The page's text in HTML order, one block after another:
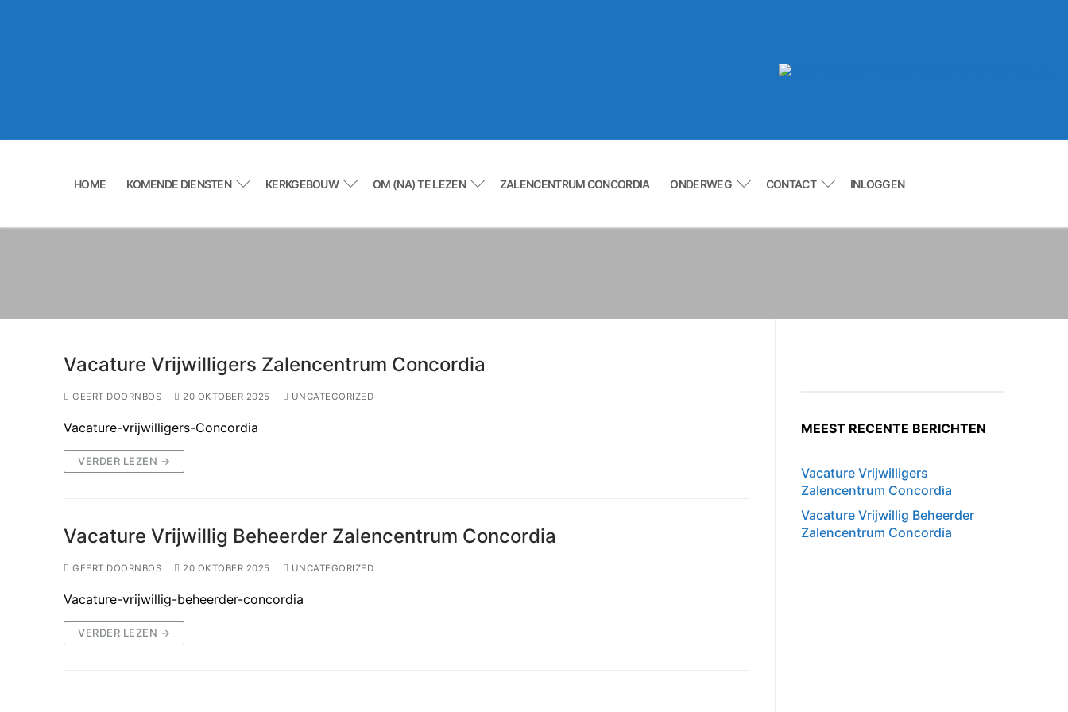
HOME KOMENDE DIENSTEN KERKGEBOUW OM (NA) TE LEZEN ZALENCENTRUM CONCORDIA ONDERWEG CONTACT INLOGGEN
Vacature Vrijwilligers Zalencentrum Concordia
GEERT DOORNBOS 20 OKTOBER 2025 UNCATEGORIZED
Vacature-vrijwilligers-Concordia
VERDER LEZEN →
Vacature Vrijwillig Beheerder Zalencentrum Concordia
GEERT DOORNBOS 20 OKTOBER 2025 UNCATEGORIZED
Vacature-vrijwillig-beheerder-concordia
VERDER LEZEN →
MEEST RECENTE BERICHTEN
Vacature Vrijwilligers
Zalencentrum Concordia
Vacature Vrijwillig Beheerder
Zalencentrum Concordia